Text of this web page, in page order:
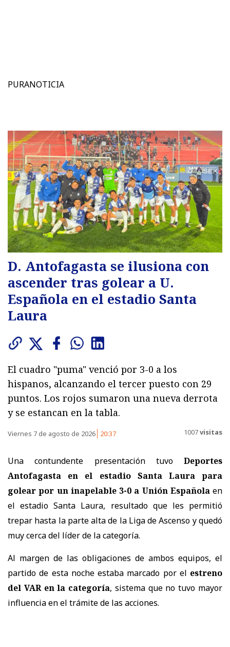
PURANOTICIA
D. Antofagasta se ilusiona con
ascender tras golear a U.
Española en el estadio Santa
Laura
El cuadro "puma" venció por 3-0 a los
hispanos, alcanzando el tercer puesto con 29
puntos. Los rojos sumaron una nueva derrota
y se estancan en la tabla.
Viernes 7 de agosto de 2026 20:37 1007visitas
Una contundente presentación tuvo Deportes
Antofagasta en el estadio Santa Laura para
golear por un inapelable 3-0 a Unión Españolaen
el estadio Santa Laura, resultado que les permitió
trepar hasta la parte alta de la Liga de Ascenso y quedó
muy cerca del líder de la categoría.
Al margen de las obligaciones de ambos equipos, el
partido de esta noche estaba marcado por el estreno
del VAR en la categoría, sistema que no tuvo mayor
influencia en el trámite de las acciones.